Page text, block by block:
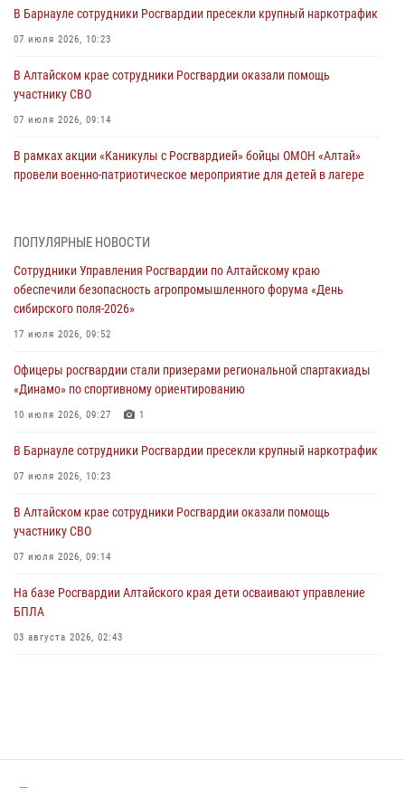
В Барнауле сотрудники Росгвардии пресекли крупный наркотрафик
07 июля 2026, 10:23
В Алтайском крае сотрудники Росгвардии оказали помощь
участнику СВО
07 июля 2026, 09:14
В рамках акции «Каникулы с Росгвардией» бойцы ОМОН «Алтай»
провели военно-патриотическое мероприятие для детей в лагере
акции «Коробка храбрости»
Сотрудники Росгвардии провели встречу с юными пограничниками
03 июля 2026, 04:03
Управление Росгвардии по Алтайскому краю провело для детей
02 июля 2026, 00:55
Алтайскому краю подведены итоги «прямой линии»
01 июля 2026, 07:49
ПОПУЛЯРНЫЕ НОВОСТИ
Сотрудники Управления Росгвардии по Алтайскому краю
обеспечили безопасность агропромышленного форума «День
сибирского поля-2026»
17 июля 2026, 09:52
Офицеры росгвардии стали призерами региональной спартакиады
«Динамо» по спортивному ориентированию
10 июля 2026, 09:27 1
В Барнауле сотрудники Росгвардии пресекли крупный наркотрафик
07 июля 2026, 10:23
В Алтайском крае сотрудники Росгвардии оказали помощь
участнику СВО
07 июля 2026, 09:14
На базе Росгвардии Алтайского края дети осваивают управление
БПЛА
03 августа 2026, 02:43